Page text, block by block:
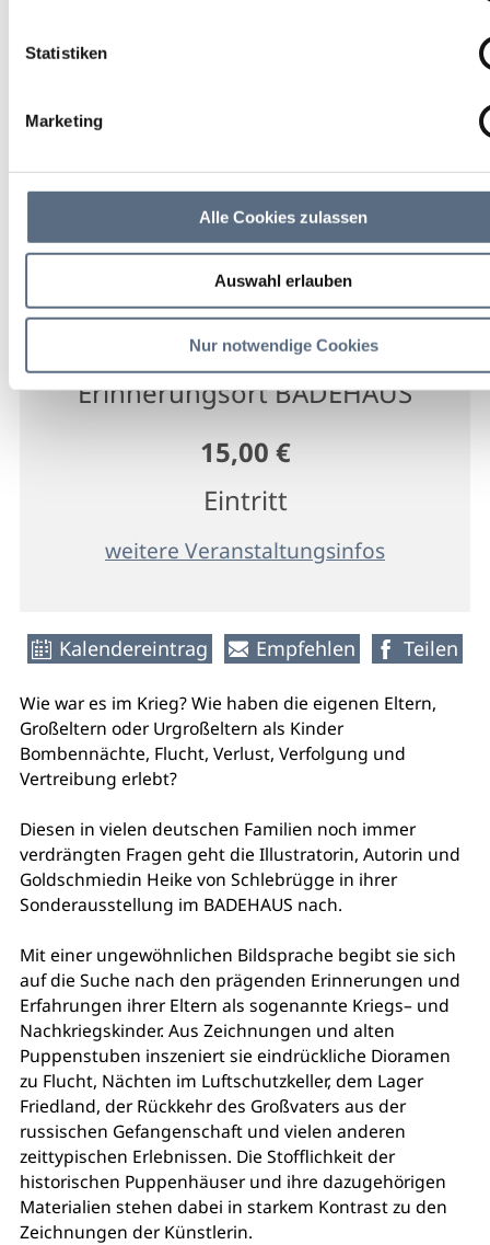
Statistiken
Marketing
Alle Cookies zulassen
Auswahl erlauben
Nur notwendige Cookies
Dr. Hiltrud und Prof. Dr.
Günter Häntzs
Ausstellung
19 Sep 2026
Sa 18:00 - 20:00 Uhr
Wolfratshausen
Erinnerungsort BADEHAUS
15,00 €
Eintritt
weitere Veranstaltungsinfos
Kalendereintrag Empfehlen Teilen
Wie war es im Krieg? Wie haben die eigenen Eltern,
Großeltern oder Urgroßeltern als Kinder
Bombennächte, Flucht, Verlust, Verfolgung und
Vertreibung erlebt?
Diesen in vielen deutschen Familien noch immer
verdrängten Fragen geht die Illustratorin, Autorin und
Goldschmiedin Heike von Schlebrügge in ihrer
Sonderausstellung im BADEHAUS nach.
Mit einer ungewöhnlichen Bildsprache begibt sie sich
auf die Suche nach den prägenden Erinnerungen und
Erfahrungen ihrer Eltern als sogenannte Kriegs– und
Nachkriegskinder. Aus Zeichnungen und alten
Puppenstuben inszeniert sie eindrückliche Dioramen
zu Flucht, Nächten im Luftschutzkeller, dem Lager
Friedland, der Rückkehr des Großvaters aus der
russischen Gefangenschaft und vielen anderen
zeittypischen Erlebnissen. Die Stofflichkeit der
historischen Puppenhäuser und ihre dazugehörigen
Materialien stehen dabei in starkem Kontrast zu den
Zeichnungen der Künstlerin.